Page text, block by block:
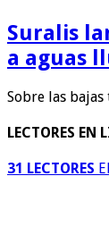
Suralis
a aguas
Sobre las
LECTORES EN
31 LECTORES